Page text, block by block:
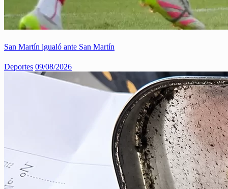
San Martín igualó ante San Martín
Deportes 09/08/2026